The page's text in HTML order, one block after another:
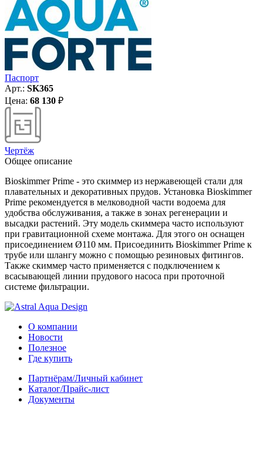
Паспорт
Арт.: SK365
Цена: 68 130 ₽
Чертёж
Общее описание
Bioskimmer Prime - это скиммер из нержавеющей стали для
плавательных и декоративных прудов. Установка Bioskimmer
Prime рекомендуется в мелководной части водоема для
удобства обслуживания, а также в зонах регенерации и
высадки растений. Эту модель скиммера часто используют
при гравитационной схеме монтажа. Для этого он оснащен
присоединением Ø110 мм. Присоединить Bioskimmer Prime к
трубе или шлангу можно с помощью резиновых фитингов.
Также скиммер часто применяется с подключением к
всасывающей линии прудового насоса при проточной
системе фильтрации.
О компании
Новости
Полезное
Где купить
Партнёрам/Личный кабинет
Каталог/Прайс-лист
Документы